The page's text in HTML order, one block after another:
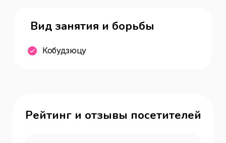
Вид занятия и борьбы
Кобудзюцу
Рейтинг и отзывы посетителей